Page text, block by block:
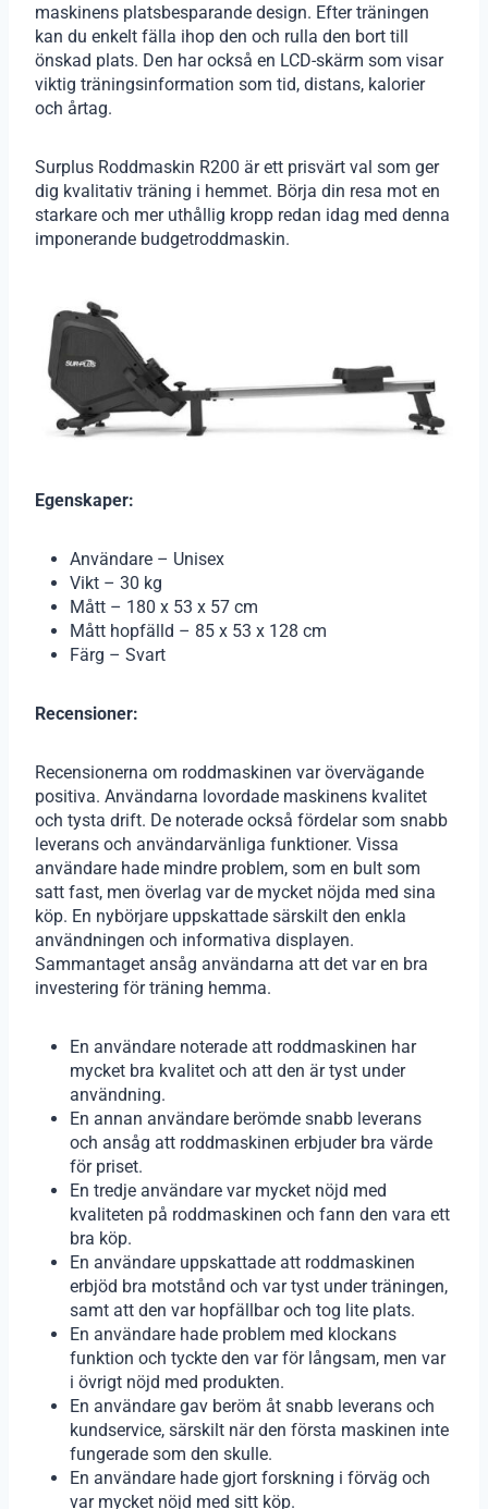
maskinens platsbesparande design. Efter träningen
kan du enkelt fälla ihop den och rulla den bort till
önskad plats. Den har också en LCD-skärm som visar
viktig träningsinformation som tid, distans, kalorier
och årtag.
Surplus Roddmaskin R200 är ett prisvärt val som ger
dig kvalitativ träning i hemmet. Börja din resa mot en
starkare och mer uthållig kropp redan idag med denna
imponerande budgetroddmaskin.
Egenskaper:
Användare – Unisex
Vikt – 30 kg
Mått – 180 x 53 x 57 cm
Mått hopfälld – 85 x 53 x 128 cm
Färg – Svart
Recensioner:
Recensionerna om roddmaskinen var övervägande
positiva. Användarna lovordade maskinens kvalitet
och tysta drift. De noterade också fördelar som snabb
leverans och användarvänliga funktioner. Vissa
användare hade mindre problem, som en bult som
satt fast, men överlag var de mycket nöjda med sina
köp. En nybörjare uppskattade särskilt den enkla
användningen och informativa displayen.
Sammantaget ansåg användarna att det var en bra
investering för träning hemma.
En användare noterade att roddmaskinen har
mycket bra kvalitet och att den är tyst under
användning.
En annan användare berömde snabb leverans
och ansåg att roddmaskinen erbjuder bra värde
för priset.
En tredje användare var mycket nöjd med
kvaliteten på roddmaskinen och fann den vara ett
bra köp.
En användare uppskattade att roddmaskinen
erbjöd bra motstånd och var tyst under träningen,
samt att den var hopfällbar och tog lite plats.
En användare hade problem med klockans
funktion och tyckte den var för långsam, men var
i övrigt nöjd med produkten.
En användare gav beröm åt snabb leverans och
kundservice, särskilt när den första maskinen inte
fungerade som den skulle.
En användare hade gjort forskning i förväg och
var mycket nöjd med sitt köp.